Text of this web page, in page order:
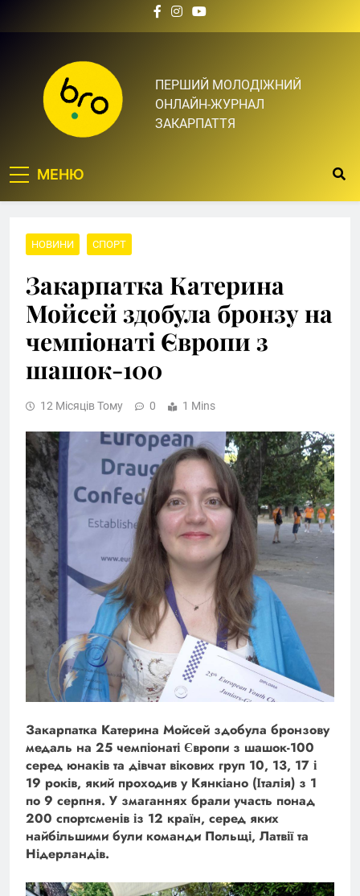
Bro.org.ua | BRO – ЦЕ
ТВІЙ БРО
ПЕРШИЙ МОЛОДІЖНИЙ
ОНЛАЙН-ЖУРНАЛ
ЗАКАРПАТТЯ
МЕНЮ
НОВИНИ СПОРТ
Закарпатка Катерина
Мойсей здобула бронзу на
чемпіонаті Європи з
шашок-100
12 Місяців Тому 0 1 Mins
Закарпатка Катерина Мойсей здобула бронзову
медаль на 25 чемпіонаті Європи з шашок-100
серед юнаків та дівчат вікових груп 10, 13, 17 і
19 років, який проходив у Кянкіано (Італія) з 1
по 9 серпня. У змаганнях брали участь понад
200 спортсменів із 12 країн, серед яких
найбільшими були команди Польщі, Латвії та
Нідерландів.